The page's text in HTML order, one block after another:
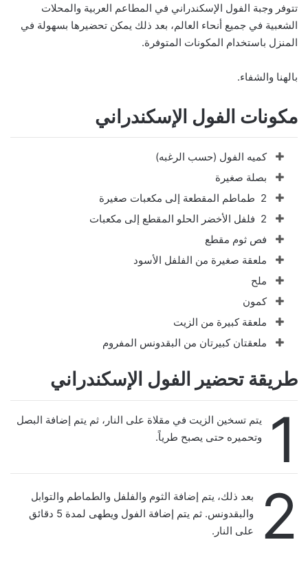
تتوفر وجبة الفول الإسكندراني في المطاعم العربية والمحلات
الشعبية في جميع أنحاء العالم، بعد ذلك يمكن تحضيرها بسهولة في
المنزل باستخدام المكونات المتوفرة.
بالهنا والشفاء.
مكونات الفول الإسكندراني
كميه الفول (حسب الرغبه)
بصلة صغيرة
2 طماطم المقطعة إلى مكعبات صغيرة
2 فلفل الأخضر الحلو المقطع إلى مكعبات
فص ثوم مقطع
ملعقة صغيرة من الفلفل الأسود
ملح
كمون
ملعقة كبيرة من الزيت
ملعقتان كبيرتان من البقدونس المفروم
طريقة تحضير الفول الإسكندراني
1
يتم تسخين الزيت في مقلاة على النار، ثم يتم إضافة البصل
وتحميره حتى يصبح طرياً.
2
بعد ذلك، يتم إضافة الثوم والفلفل والطماطم والتوابل
والبقدونس. ثم يتم إضافة الفول ويطهى لمدة 5 دقائق
على النار.